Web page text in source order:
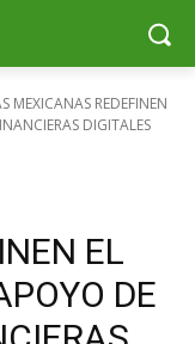
MEXICANAS REDEFINEN
DIGITALES
EL
DE